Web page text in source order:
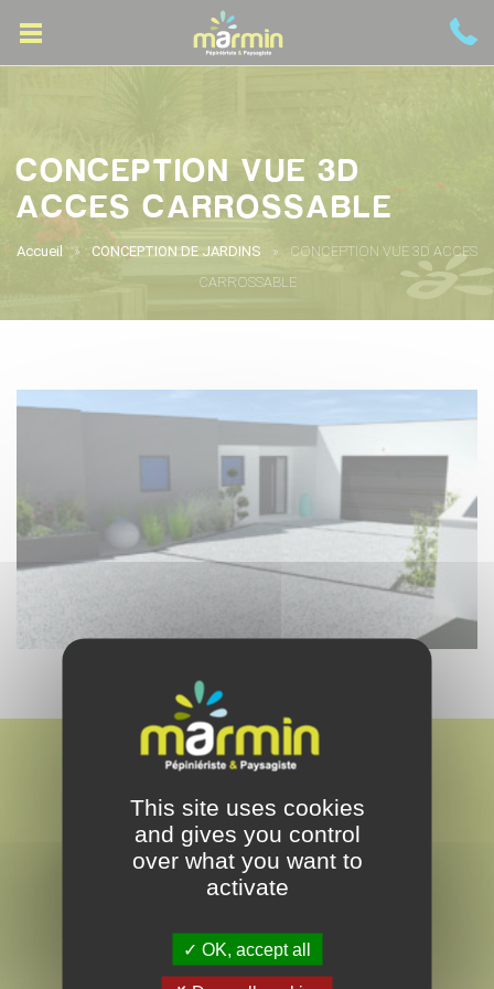
CONCEPTION VUE 3D
ACCES CARROSSABLE
Accueil CONCEPTION DE JARDINS
CONCEPTION VUE 3D ACCES
CARROSSABLE
MARMIN
EN VENDÉE
This site uses cookies
and gives you control
over what you want to
activate
OK, accept all